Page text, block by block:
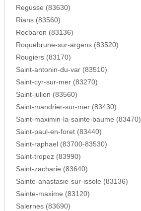
Regusse (83630)
Rians (83560)
Rocbaron (83136)
Roquebrune-sur-argens (83520)
Rougiers (83170)
Saint-antonin-du-var (83510)
Saint-cyr-sur-mer (83270)
Saint-julien (83560)
Saint-mandrier-sur-mer (83430)
Saint-maximin-la-sainte-baume (83470)
Saint-paul-en-foret (83440)
Saint-raphael (83700-83530)
Saint-tropez (83990)
Saint-zacharie (83640)
Sainte-anastasie-sur-issole (83136)
Sainte-maxime (83120)
Salernes (83690)